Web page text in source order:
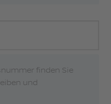
finden Sie
und